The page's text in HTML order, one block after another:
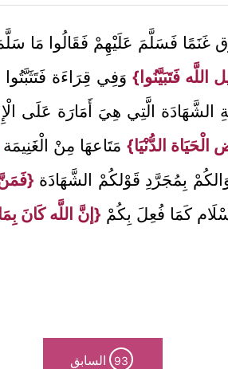
فَسَلَّمَ عَلَيْهِمْ فَقَالُوا مَا سَلَّمَ
فَتَبَيَّنُوا} وَفِي قِرَاءَة
الشَّهَادَة الَّتِي هِيَ أَمَارَة عَلَى
الدُّنْيَا} مَتَاعهَا مِنْ الْغَنِيمَة
بِمُجَرَّدِ قَوْلكُمْ الشَّهَادَة
كَمَا فُعِلَ بِكُمْ {إنَّ اللَّه كَانَ
93 السابق